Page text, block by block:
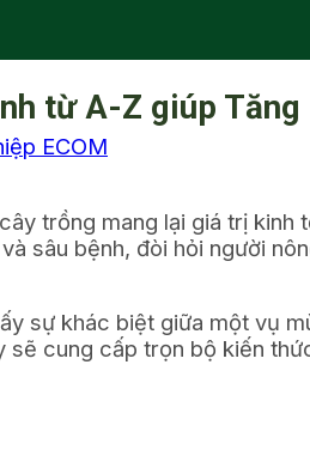
từ A-Z giúp
ECOM
trồng mang lại giá trị
sâu bệnh, đòi hỏi người
sự khác biệt giữa một vụ
sẽ cung cấp trọn bộ kiến